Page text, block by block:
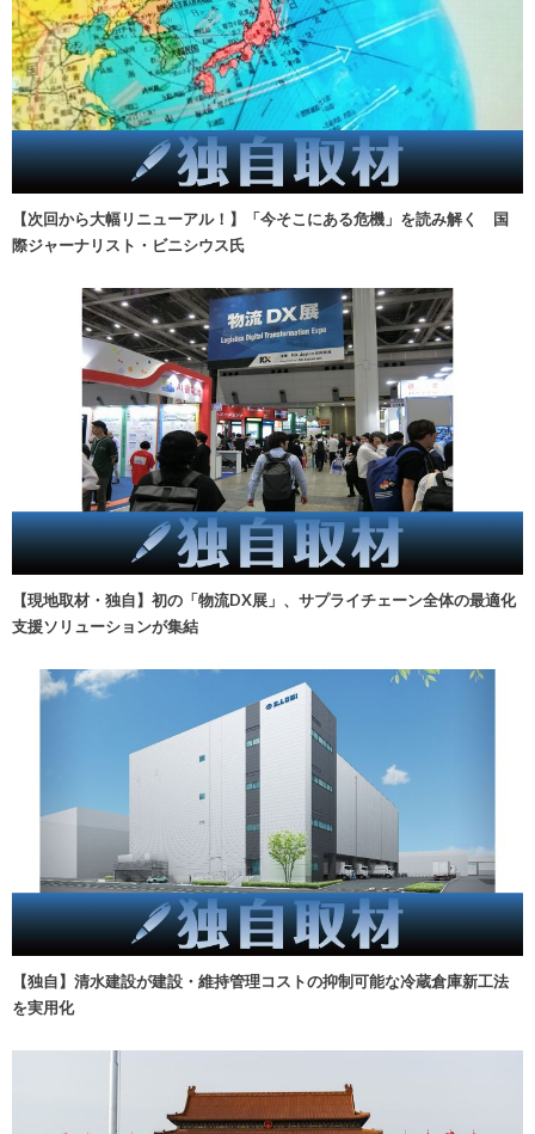
【次回から大幅リニューアル！】「今そこにある危機」を読み解く 国
際ジャーナリスト・ビニシウス氏
【現地取材・独自】初の「物流DX展」、サプライチェーン全体の最適化
支援ソリューションが集結
【独自】清水建設が建設・維持管理コストの抑制可能な冷蔵倉庫新工法
を実用化